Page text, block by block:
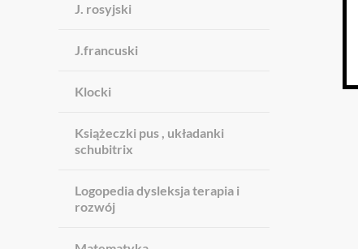
J. rosyjski
J.francuski
Klocki
Książeczki pus , układanki
schubitrix
Logopedia dysleksja terapia i
rozwój